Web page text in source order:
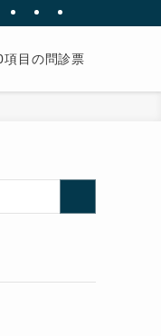
項目の問診票